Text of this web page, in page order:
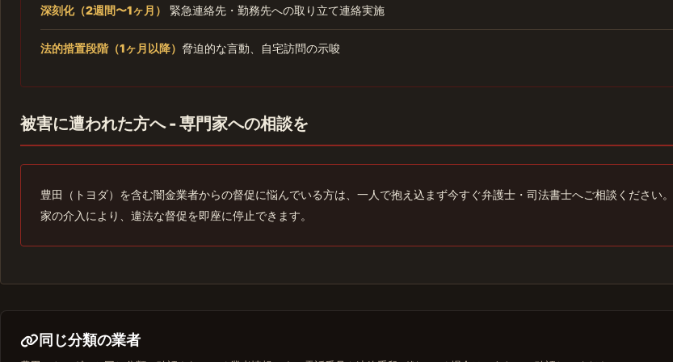
深刻化（2週間〜1ヶ月） 緊急連絡先・勤務先への取り立て連絡実施
法的措置段階（1ヶ月以降） 脅迫的な言動、自宅訪問の示唆
被害に遭われた方へ - 専門家への相談を
豊田（トヨダ）を含む闇金業者からの督促に悩んでいる方は、一人で抱え込まず今すぐ弁護士・司法書士へご相談ください。
家の介入により、違法な督促を即座に停止できます。
同じ分類の業者